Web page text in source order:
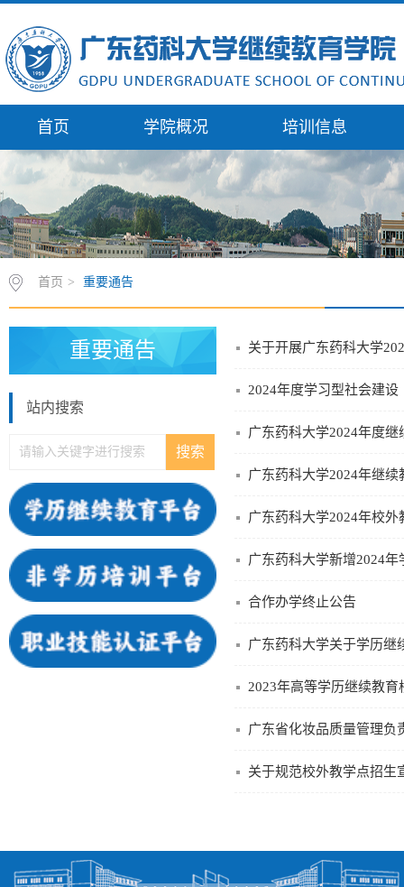
首页 学院概况 培训信息
首页 > 重要通告
重要通告
站内搜索
关于开展广东药科大学
2024年度学习型社会建
广东药科大学2024年度
广东药科大学2024年继
广东药科大学2024年校
广东药科大学新增2024
合作办学终止公告
广东药科大学关于学历继
2023年高等学历继续教
广东省化妆品质量管理负
关于规范校外教学点招生